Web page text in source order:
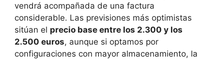
vendrá acompañada de una factura
considerable. Las previsiones más optimistas
sitúan el precio base entre los 2.300 y los
2.500 euros, aunque si optamos por
configuraciones con mayor almacenamiento, la